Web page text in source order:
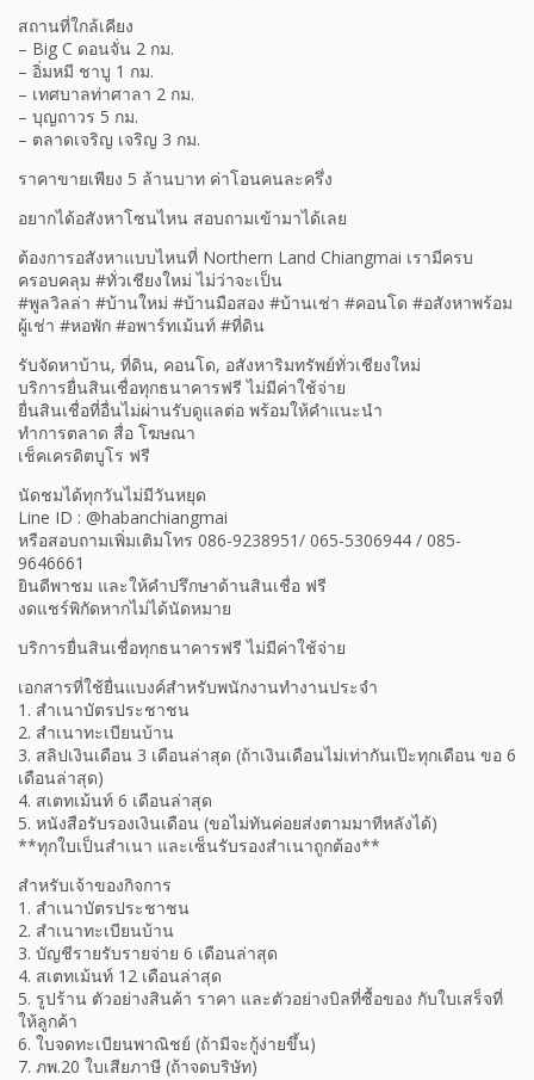
สถานที่ใกล้เคียง
– Big C ดอนจั่น 2 กม.
– อิ่มหมี ชาบู 1 กม.
– เทศบาลท่าศาลา 2 กม.
– บุญถาวร 5 กม.
– ตลาดเจริญ เจริญ 3 กม.
ราคาขายเพียง 5 ล้านบาท ค่าโอนคนละครึ่ง
อยากได้อสังหาโซนไหน สอบถามเข้ามาได้เลย
ต้องการอสังหาแบบไหนที่ Northern Land Chiangmai เรามีครบ
ครอบคลุม #ทั่วเชียงใหม่ ไม่ว่าจะเป็น
#พูลวิลล่า #บ้านใหม่ #บ้านมือสอง #บ้านเช่า #คอนโด #อสังหาพร้อม
ผู้เช่า #หอพัก #อพาร์ทเม้นท์ #ที่ดิน
รับจัดหาบ้าน, ที่ดิน, คอนโด, อสังหาริมทรัพย์ทั่วเชียงใหม่
บริการยื่นสินเชื่อทุกธนาคารฟรี ไม่มีค่าใช้จ่าย
ยื่นสินเชื่อที่อื่นไม่ผ่านรับดูแลต่อ พร้อมให้คำแนะนำ
ทำการตลาด สื่อ โฆษณา
เช็คเครดิตบูโร ฟรี
นัดชมได้ทุกวันไม่มีวันหยุด
Line ID : @habanchiangmai
หรือสอบถามเพิ่มเติมโทร 086-9238951/ 065-5306944 / 085-
9646661
ยินดีพาชม และให้คำปรึกษาด้านสินเชื่อ ฟรี
งดแชร์พิกัดหากไม่ได้นัดหมาย
บริการยื่นสินเชื่อทุกธนาคารฟรี ไม่มีค่าใช้จ่าย
เอกสารที่ใช้ยื่นแบงค์สำหรับพนักงานทำงานประจำ
1. สำเนาบัตรประชาชน
2. สำเนาทะเบียนบ้าน
3. สลิปเงินเดือน 3 เดือนล่าสุด (ถ้าเงินเดือนไม่เท่ากันเป๊ะทุกเดือน ขอ 6
เดือนล่าสุด)
4. สเตทเม้นท์ 6 เดือนล่าสุด
5. หนังสือรับรองเงินเดือน (ขอไม่ทันค่อยส่งตามมาทีหลังได้)
**ทุกใบเป็นสำเนา และเซ็นรับรองสำเนาถูกต้อง**
สำหรับเจ้าของกิจการ
1. สำเนาบัตรประชาชน
2. สำเนาทะเบียนบ้าน
3. บัญชีรายรับรายจ่าย 6 เดือนล่าสุด
4. สเตทเม้นท์ 12 เดือนล่าสุด
5. รูปร้าน ตัวอย่างสินค้า ราคา และตัวอย่างบิลที่ซื้อของ กับใบเสร็จที่
ให้ลูกค้า
6. ใบจดทะเบียนพาณิชย์ (ถ้ามีจะกู้ง่ายขึ้น)
7. ภพ.20 ใบเสียภาษี (ถ้าจดบริษัท)